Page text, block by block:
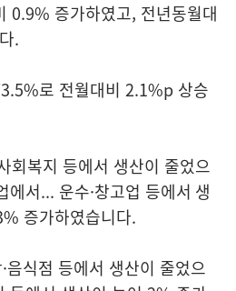
0.9% 증가하였고, 전년동월대
.
로 전월대비 2.1%p 상승
회복지 등에서 생산이 줄었으
에서... 운수·창고업 등에서 생
증가하였습니다.
음식점 등에서 생산이 줄었으